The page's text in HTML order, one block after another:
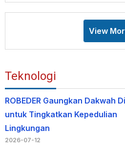
View
Teknologi
ROBEDER Gaungkan Dakwah
untuk Tingkatkan Kepedulian
Lingkungan
2026-07-12